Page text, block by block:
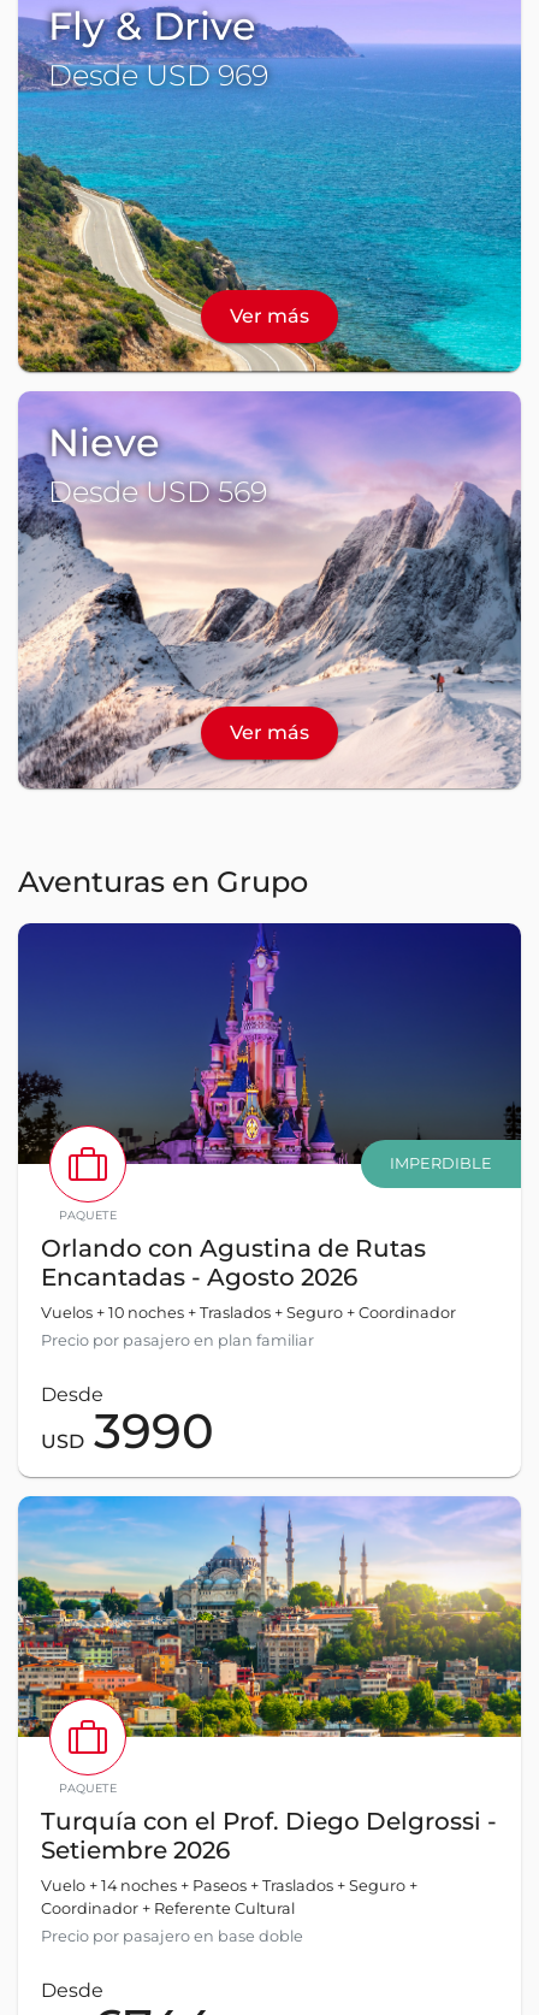
Fly & Drive
Desde USD 969
Ver más
Nieve
Desde USD 569
Ver más
Aventuras en Grupo
PAQUETE
IMPERDIBLE
Orlando con Agustina de Rutas
Encantadas - Agosto 2026
Vuelos + 10 noches + Traslados + Seguro + Coordinador
Precio por pasajero en plan familiar
Desde
USD 3990
PAQUETE
Turquía con el Prof. Diego Delgrossi -
Setiembre 2026
Vuelo + 14 noches + Paseos + Traslados + Seguro +
Coordinador + Referente Cultural
Precio por pasajero en base doble
Desde